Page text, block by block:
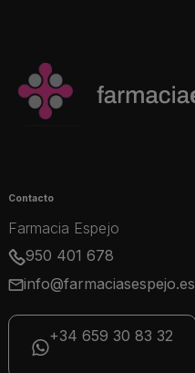
Contacto
Farmacia Espejo
950 401 678
info@farmaciasespejo.es
+34 659 30 83 32